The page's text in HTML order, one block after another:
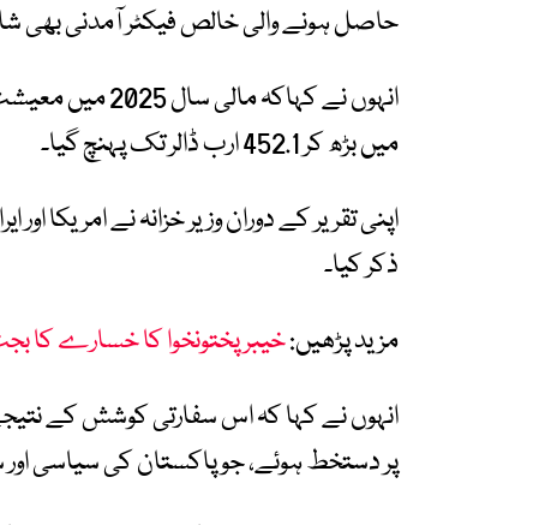
حاصل ہونے والی خالص فیکٹر آمدنی بھی
میں بڑھ کر 452.1 ارب ڈالر تک پہنچ گیا۔
اپنی تقریر کے دوران وزیر خزانہ نے امریکا
ذکر کیا۔
مزید پڑھیں:خیبر پختونخوا کا خسارے کا
انہوں نے کہا کہ اس سفارتی کوشش کے
پر دستخط ہوئے، جو پاکستان کی سیاسی